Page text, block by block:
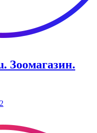
Зоомагазин.